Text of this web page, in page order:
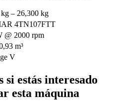
– 26,300 kg
4TN107FTT
@ 2000 rpm
m³
V
si estás interesado
esta máquina